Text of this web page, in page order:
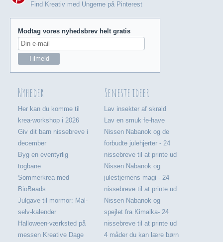
Find Kreativ med Ungerne på Pinterest
Modtag vores nyhedsbrev helt gratis
Nyheder
Her kan du komme til
krea-workshop i 2026
Giv dit barn nissebreve i
december
Byg en eventyrlig
togbane
Sommerkrea med
BioBeads
Julgave til mormor: Mal-
selv-kalender
Halloween-værksted på
messen Kreative Dage
Seneste ideer
Lav insekter af skrald
Lav en smuk fe-have
Nissen Nabanok og de
forbudte julehjerter - 24
nissebreve til at printe ud
Nissen Nabanok og
julestjernens magi - 24
nissebreve til at printe ud
Nissen Nabanok og
spejlet fra Kimalka- 24
nissebreve til at printe ud
4 måder du kan lære børn